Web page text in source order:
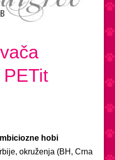
hobi
okruženja (BH, Crna